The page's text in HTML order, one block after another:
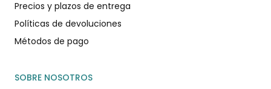
Precios y plazos de entrega
Políticas de devoluciones
Métodos de pago
SOBRE NOSOTROS